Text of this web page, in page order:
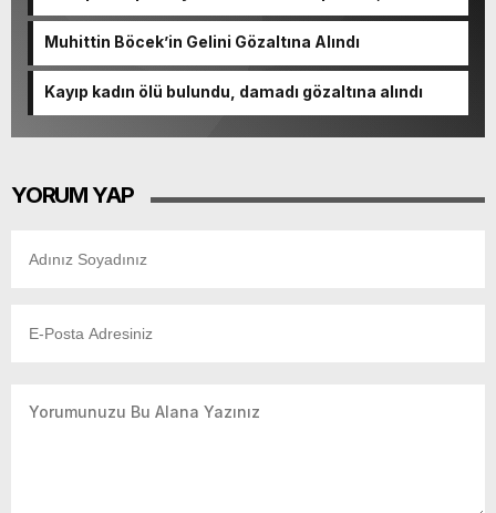
Muhittin Böcek’in Gelini Gözaltına Alındı
Kayıp kadın ölü bulundu, damadı gözaltına alındı
YORUM YAP